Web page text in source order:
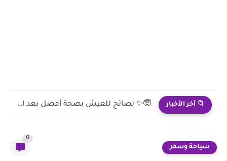
📁 آخر الأخبار 🧓❗ ما هي أهم التحديات الصحية بعد سن السبعين؟
سياحة وسفر
0